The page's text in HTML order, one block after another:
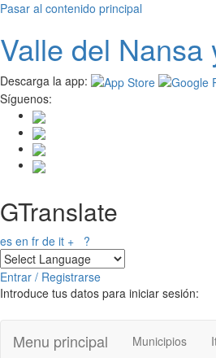
Pasar al contenido principal
Valle del Nansa
Descarga la app:
Síguenos:
GTranslate
es en fr de it + ?
Entrar / Registrarse
Introduce tus datos para iniciar sesión:
Menu principal Municipios